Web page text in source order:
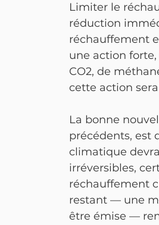
Limiter le
réduction
réchauffement
une action
CO2, de
cette action
La bonne
précédents, est
climatique
irréversibles,
réchauffement
restant — une
être émise —